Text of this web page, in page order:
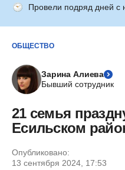
Провели подряд дней с
ОБЩЕСТВО
Зарина Алиева
Бывший сотрудник
21 семья
Есильском
Опубликовано:
13 сентября 2024, 17:53